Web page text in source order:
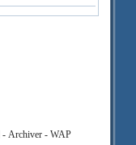
- Archiver- WAP